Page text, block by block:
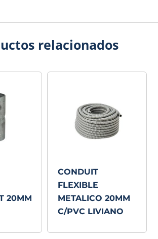
relacionados
20MM
CONDUIT
FLEXIBLE
METALICO 20MM
C/PVC LIVIANO